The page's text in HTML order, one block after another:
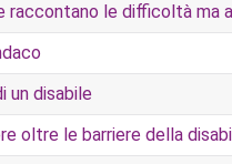
raccontano le difficoltà ma
un disabile
oltre le barriere della